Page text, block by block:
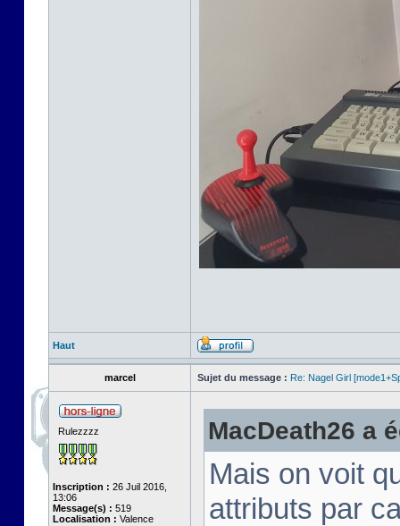
Haut
marcel Sujet du message : Re: Nagel Girl
Rulezzzz
Inscription : 26 Juil 2016,
13:06
Message(s) : 519
Localisation : Valence
MacDeath26 a
Mais on voit
attributs par